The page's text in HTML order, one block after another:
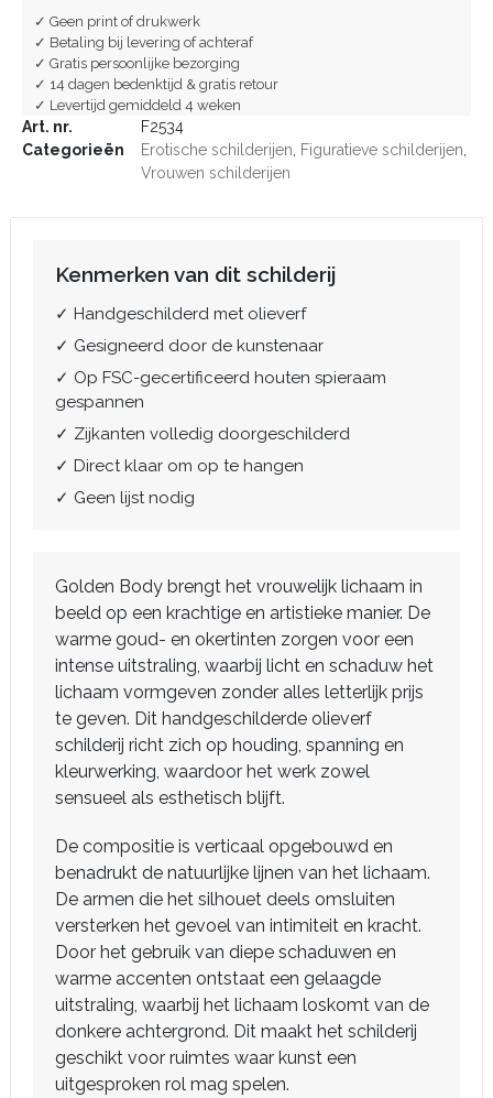
✓ Geen print of drukwerk
✓ Betaling bij levering of achteraf
✓ Gratis persoonlijke bezorging
✓ 14 dagen bedenktijd & gratis retour
✓ Levertijd gemiddeld 4 weken
Art. nr.
F2534
Categorieën
Erotische schilderijen Figuratieve schilderijen
Vrouwen schilderijen
Kenmerken van dit schilderij
✓ Handgeschilderd met olieverf
✓ Gesigneerd door de kunstenaar
✓ Op FSC-gecertificeerd houten spieraam
gespannen
✓ Zijkanten volledig doorgeschilderd
✓ Direct klaar om op te hangen
✓ Geen lijst nodig
Golden Body brengt het vrouwelijk lichaam in
beeld op een krachtige en artistieke manier. De
warme goud- en okertinten zorgen voor een
intense uitstraling, waarbij licht en schaduw het
lichaam vormgeven zonder alles letterlijk prijs
te geven. Dit handgeschilderde olieverf
schilderij richt zich op houding, spanning en
kleurwerking, waardoor het werk zowel
sensueel als esthetisch blijft.
De compositie is verticaal opgebouwd en
benadrukt de natuurlijke lijnen van het lichaam.
De armen die het silhouet deels omsluiten
versterken het gevoel van intimiteit en kracht.
Door het gebruik van diepe schaduwen en
warme accenten ontstaat een gelaagde
uitstraling, waarbij het lichaam loskomt van de
donkere achtergrond. Dit maakt het schilderij
geschikt voor ruimtes waar kunst een
uitgesproken rol mag spelen.